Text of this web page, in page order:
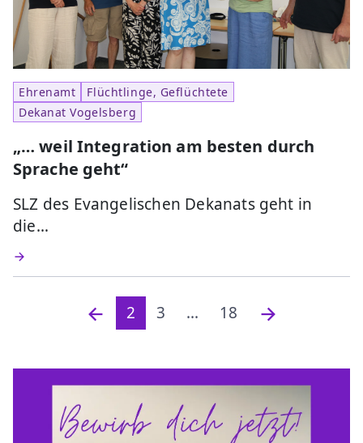
Ehrenamt
Flüchtlinge, Geflüchtete
Dekanat Vogelsberg
„… weil Integration am besten durch
Sprache geht“
SLZ des Evangelischen Dekanats geht in
die…
2 3 ... 18